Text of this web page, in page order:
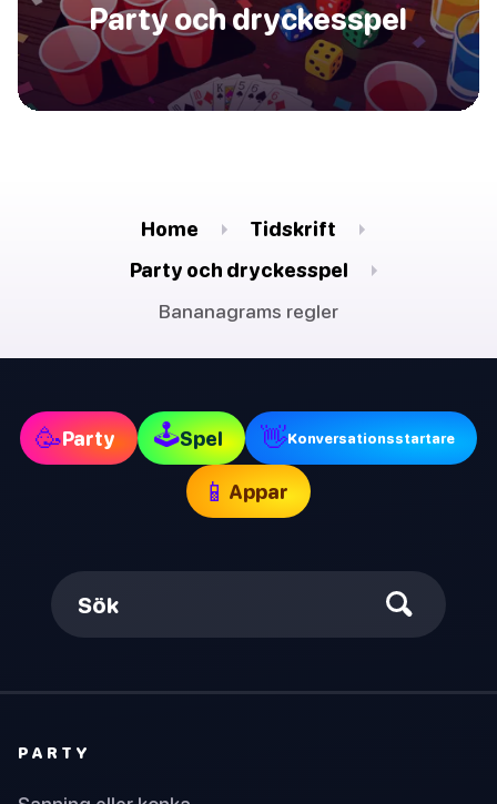
Party och dryckesspel
Home
Tidskrift
Party och dryckesspel
Bananagrams regler
🥳Party 🕹Spel 👋Konversationsstartare
📱 Appar
Sök
PARTY